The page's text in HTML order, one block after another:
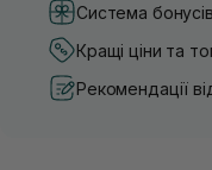
Система
Кращі ціни та
Рекомендації